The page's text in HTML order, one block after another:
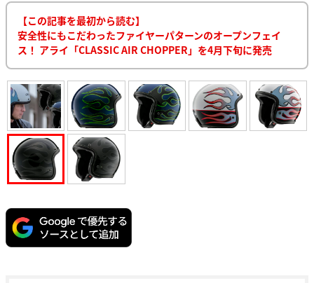
【この記事を最初から読む】
安全性にもこだわったファイヤーパターンのオープンフェイ
ス！ アライ「CLASSIC AIR CHOPPER」を4月下旬に発売